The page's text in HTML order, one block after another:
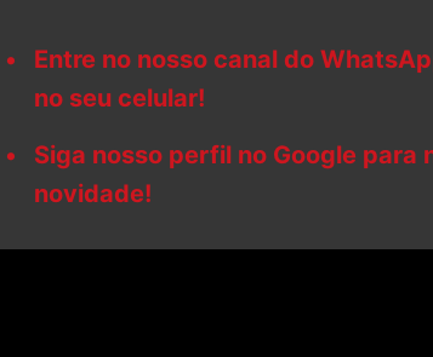
Entre no nosso canal do
no seu celular!
Siga nosso perfil no Google para
novidade!